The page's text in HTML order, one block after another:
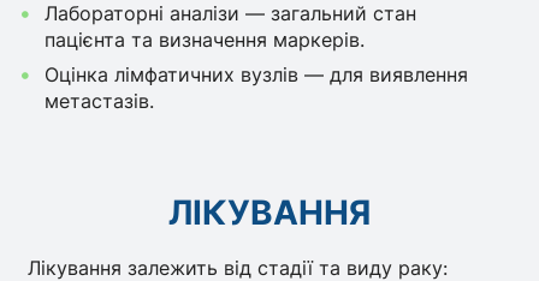
Лабораторні аналізи — загальний стан
пацієнта та визначення маркерів.
Оцінка лімфатичних вузлів — для виявлення
метастазів.
ЛІКУВАННЯ
Лікування залежить від стадії та виду раку: